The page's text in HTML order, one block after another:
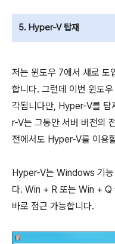
5. Hyper-V 탑재
저는 윈도우 7에서 새로 도
합니다. 그런데 이번 윈도
각됩니다만, Hyper-V를 탑
r-V는 그동안 서버 버전의
전에서도 Hyper-V를 이용
Hyper-V는 Windows 기능
다. Win + R 또는 Win +
바로 접근 가능합니다.